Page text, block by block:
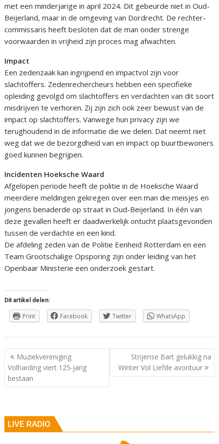
met een minderjarige in april 2024. Dit gebeurde niet in Oud-
Beijerland, maar in de omgeving van Dordrecht. De rechter-
commissaris heeft besloten dat de man onder strenge
voorwaarden in vrijheid zijn proces mag afwachten.
Impact
Een zedenzaak kan ingrijpend en impactvol zijn voor
slachtoffers. Zedenrechercheurs hebben een specifieke
opleiding gevolgd om slachtoffers en verdachten van dit soort
misdrijven te verhoren. Zij zijn zich ook zeer bewust van de
impact op slachtoffers. Vanwege hun privacy zijn we
terughoudend in de informatie die we delen. Dat neemt niet
weg dat we de bezorgdheid van en impact op buurtbewoners
goed kunnen begrijpen.
Incidenten Hoeksche Waard
Afgelopen periode heeft de politie in de Hoeksche Waard
meerdere meldingen gekregen over een man die meisjes en
jongens benaderde op straat in Oud-Beijerland. In één van
deze gevallen heeft er daadwerkelijk ontucht plaatsgevonden
tussen de verdachte en een kind.
De afdeling zeden van de Politie Eenheid Rotterdam en een
Team Grootschalige Opsporing zijn onder leiding van het
Openbaar Ministerie een onderzoek gestart.
Dit artikel delen:
Print Facebook Twitter WhatsApp
Berichtnavigatie
Muziekvereniging
Volharding viert 125-jarig
bestaan
Strijense Bart gelukkig na
Winter Vol Liefde avontuur
LIVE RADIO